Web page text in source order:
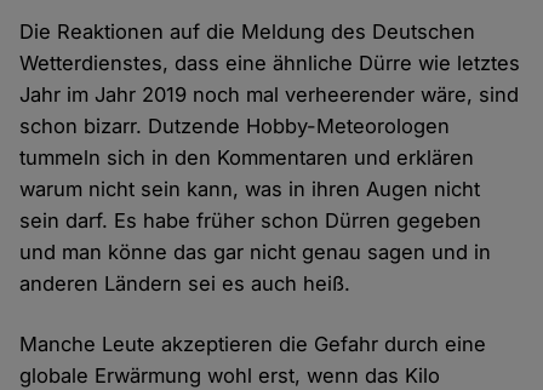
Die Reaktionen auf die Meldung des Deutschen
Wetterdienstes, dass eine ähnliche Dürre wie letztes
Jahr im Jahr 2019 noch mal verheerender wäre, sind
schon bizarr. Dutzende Hobby-Meteorologen
tummeln sich in den Kommentaren und erklären
warum nicht sein kann, was in ihren Augen nicht
sein darf. Es habe früher schon Dürren gegeben
und man könne das gar nicht genau sagen und in
anderen Ländern sei es auch heiß.
Manche Leute akzeptieren die Gefahr durch eine
globale Erwärmung wohl erst, wenn das Kilo